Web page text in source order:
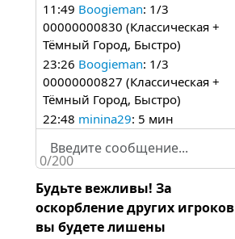
11:49 Boogieman: 1/3
00000000830 (Классическая +
Тёмный Город, Быстро)
23:26 Boogieman: 1/3
00000000827 (Классическая +
Тёмный Город, Быстро)
22:48 minina29: 5 мин
: 2/7
00000000824 (Классическая +
Тёмный Город, Deluxe, Быстро)
22:30minina29: 1/7
00000000824 (Классическая +
Тёмный Город, Deluxe, Быстро)
0/200
Будьте вежливы! За
оскорбление других игроков
вы будете лишены